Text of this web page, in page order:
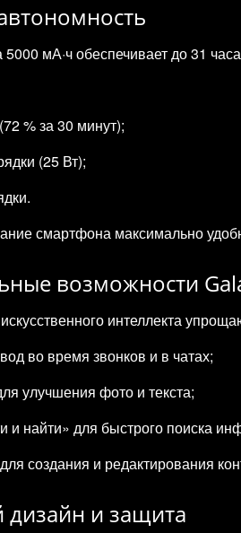
мА·ч обеспечивает до 31
% за 30 минут);
(25 Вт);
смартфона максимально
возможности
интеллекта
во время звонков и в чатах;
улучшения фото и текста;
и найти» для быстрого поиска
создания и редактирования
и защита